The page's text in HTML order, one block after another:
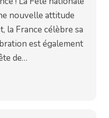
nouvelle attitude
la France célèbre sa
est également
de…